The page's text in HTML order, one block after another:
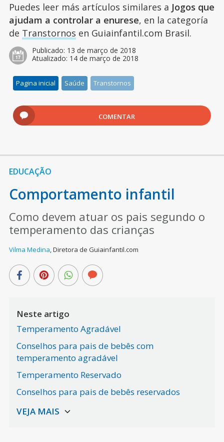
Puedes leer más artículos similares a Jogos que
ajudam a controlar a enurese, en la categoría
de Transtornos en Guiainfantil.com Brasil.
Publicado: 13 de março de 2018
Atualizado: 14 de março de 2018
Pagina inicial Saúde Transtornos
COMENTAR
EDUCAÇÃO
Comportamento infantil
Como devem atuar os pais segundo o
temperamento das crianças
Vilma Medina,Diretora de Guiainfantil.com
Neste artigo
Temperamento Agradável
Conselhos para pais de bebês com
temperamento agradável
Temperamento Reservado
Conselhos para pais de bebês reservados